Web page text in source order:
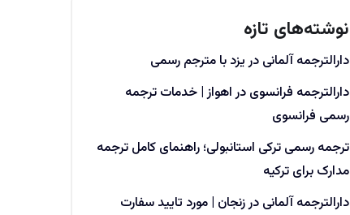
نوشته‌های تازه
دارالترجمه آلمانی در یزد با مترجم رسمی
دارالترجمه فرانسوی در اهواز | خدمات ترجمه
رسمی فرانسوی
ترجمه رسمی ترکی استانبولی؛ راهنمای کامل ترجمه
مدارک برای ترکیه
دارالترجمه آلمانی در زنجان | مورد تایید سفارت